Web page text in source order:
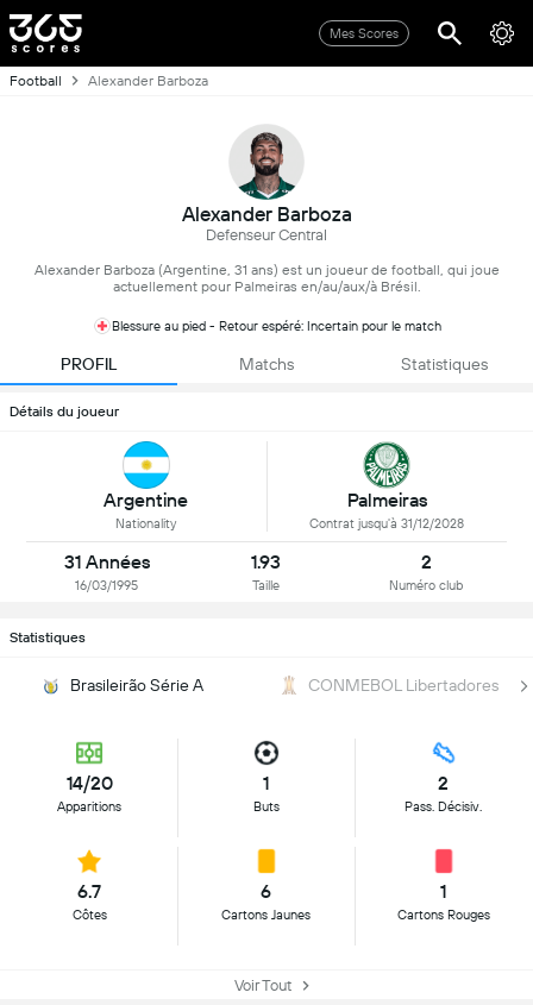
Mes Scores
Football Alexander Barboza
Alexander Barboza
Defenseur Central
Alexander Barboza (Argentine, 31 ans) est un joueur de football, qui joue
actuellement pour Palmeiras en/au/aux/à Brésil.
Blessure au pied - Retour espéré: Incertain pour le match
PROFIL Matchs Statistiques
Détails du joueur
Argentine
Nationality
Palmeiras
Contrat jusqu'à 31/12/2028
31 Années
16/03/1995
1.93
Taille
2
Numéro club
Statistiques
Brasileirão Série A CONMEBOL Libertadores
14/20
Apparitions
1
Buts
2
Pass. Décisiv.
6.7
Côtes
6
Cartons Jaunes
1
Cartons Rouges
Voir Tout